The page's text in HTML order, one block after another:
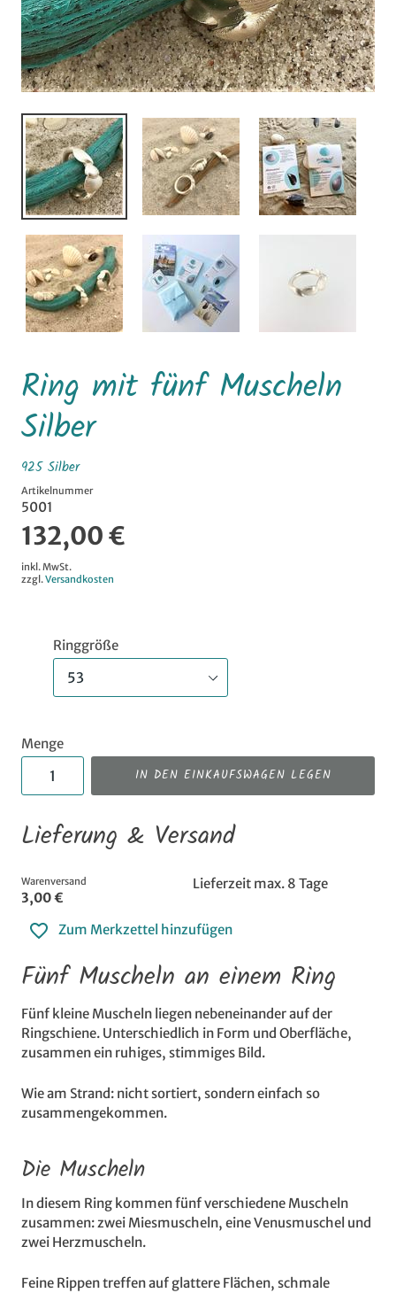
Ring mit fünf Muscheln
Silber
925 Silber
Artikelnummer
5001
132,00 €
inkl. MwSt.
zzgl.Versandkosten
Ringgröße
Menge
IN DEN EINKAUFSWAGEN LEGEN
Lieferung & Versand
Warenversand
3,00 €
Lieferzeit max. 8 Tage
Zum Merkzettel hinzufügen
Fünf Muscheln an einem Ring
Fünf kleine Muscheln liegen nebeneinander auf der
Ringschiene. Unterschiedlich in Form und Oberfläche,
zusammen ein ruhiges, stimmiges Bild.
Wie am Strand: nicht sortiert, sondern einfach so
zusammengekommen.
Die Muscheln
In diesem Ring kommen fünf verschiedene Muscheln
zusammen: zwei Miesmuscheln, eine Venusmuschel und
zwei Herzmuscheln.
Feine Rippen treffen auf glattere Flächen, schmale